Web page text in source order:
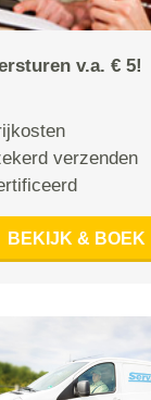
v.a. € 5!
verzenden
BEKIJK & BOEK